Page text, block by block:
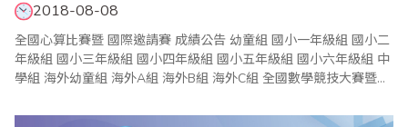
2018-08-08
全國心算比賽暨 國際邀請賽 成績公告 幼童組 國小一年級組 國小二
年級組 國小三年級組 國小四年級組 國小五年級組 國小六年級組 中
學組 海外幼童組 海外A組 海外B組 海外C組 全國數學競技大賽暨國